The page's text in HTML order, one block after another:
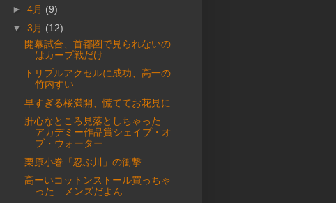
► 4月 (9)
▼ 3月 (12)
開幕試合、首都圏で見られないの
はカープ戦だけ
トリプルアクセルに成功、高一の
竹内すい
早すぎる桜満開、慌ててお花見に
肝心なところ見落としちゃった
アカデミー作品賞シェイプ・オ
ブ・ウォーター
栗原小巻「忍ぶ川」の衝撃
高ーいコットンストール買っちゃ
った メンズだよん